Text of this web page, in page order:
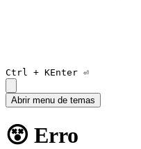
Ctrl + KEnter ⏎
Abrir menu de temas
😵 Erro